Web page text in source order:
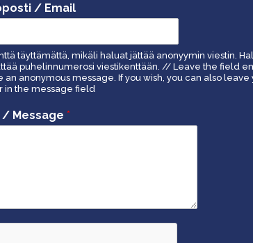
/ Email
täyttämättä, mikäli haluat jättää anonyymin viestin.
puhelinnumerosi viestikenttään. // Leave the field
an anonymous message. If you wish, you can also leave
in the message field
/ Message *